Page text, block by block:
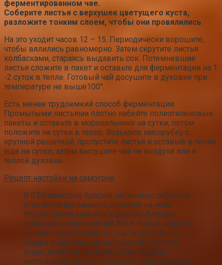
ферментированном чае.
Соберите листья с верхушек цветущего куста,
разложите тонким слоем, чтобы они провялились
На это уходит часов 12 – 15. Периодически ворошите,
чтобы вялились равномерно. Затем скрутите листья
колбасками, стараясь выдавить сок. Потемневшие
листья сложите в пакет и оставьте для ферментации на 1
-2 суток в тепле. Готовый чай досушите в духовке при
температуре не выше100°.
Есть менее трудоемкий способ ферментации.
Промытыми листьями плотно набейте полиэтиленовые
пакеты и оставьте в морозильнике на сутки, потом
положите на сутки в тепло. Возьмите мясорубку с
крупной решеткой, пропустите листья и оставьте в тепле
еще на сутки, затем высушите чай на воздухе или в
теплой духовке.
Рецепт настойки на самогоне
В 0.5л самогона бросьте несколько таблеток
угля активированного, оставьте на ночь.
Утром слейте самогон в другую бутылку,
добавьте копорский чай 3ст.л. Через неделю
профильтруйте самогон, растворите 2ст.л.
сахара в небольшом количестве горячей
воды, влейте в настойку. Если готовая
настойка постоит еще неделю, вкус и аромат